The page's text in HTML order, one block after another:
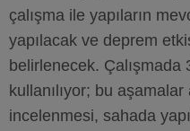
çalışma ile yapıların
yapılacak ve deprem
belirlenecek. Çalışmada
kullanılıyor; bu
incelenmesi, sahada